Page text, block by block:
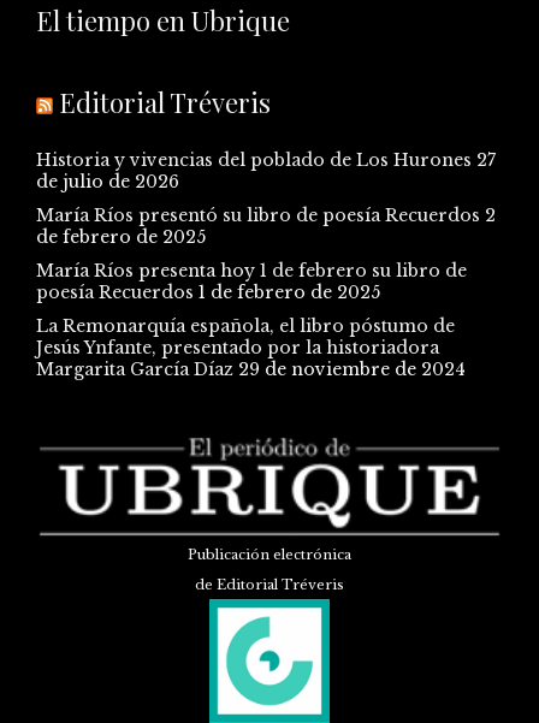
El tiempo en Ubrique
Editorial Tréveris
Historia y vivencias del poblado de Los Hurones 27
de julio de 2026
María Ríos presentó su libro de poesía Recuerdos 2
de febrero de 2025
María Ríos presenta hoy 1 de febrero su libro de
poesía Recuerdos 1 de febrero de 2025
La Remonarquía española, el libro póstumo de
Jesús Ynfante, presentado por la historiadora
Margarita García Díaz 29 de noviembre de 2024
Publicación electrónica
de Editorial Tréveris